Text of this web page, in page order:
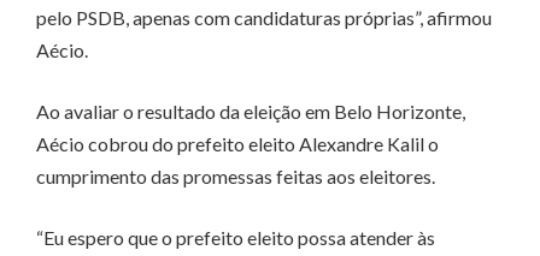
pelo PSDB, apenas com candidaturas próprias”, afirmou
Aécio.
Ao avaliar o resultado da eleição em Belo Horizonte,
Aécio cobrou do prefeito eleito Alexandre Kalil o
cumprimento das promessas feitas aos eleitores.
“Eu espero que o prefeito eleito possa atender às